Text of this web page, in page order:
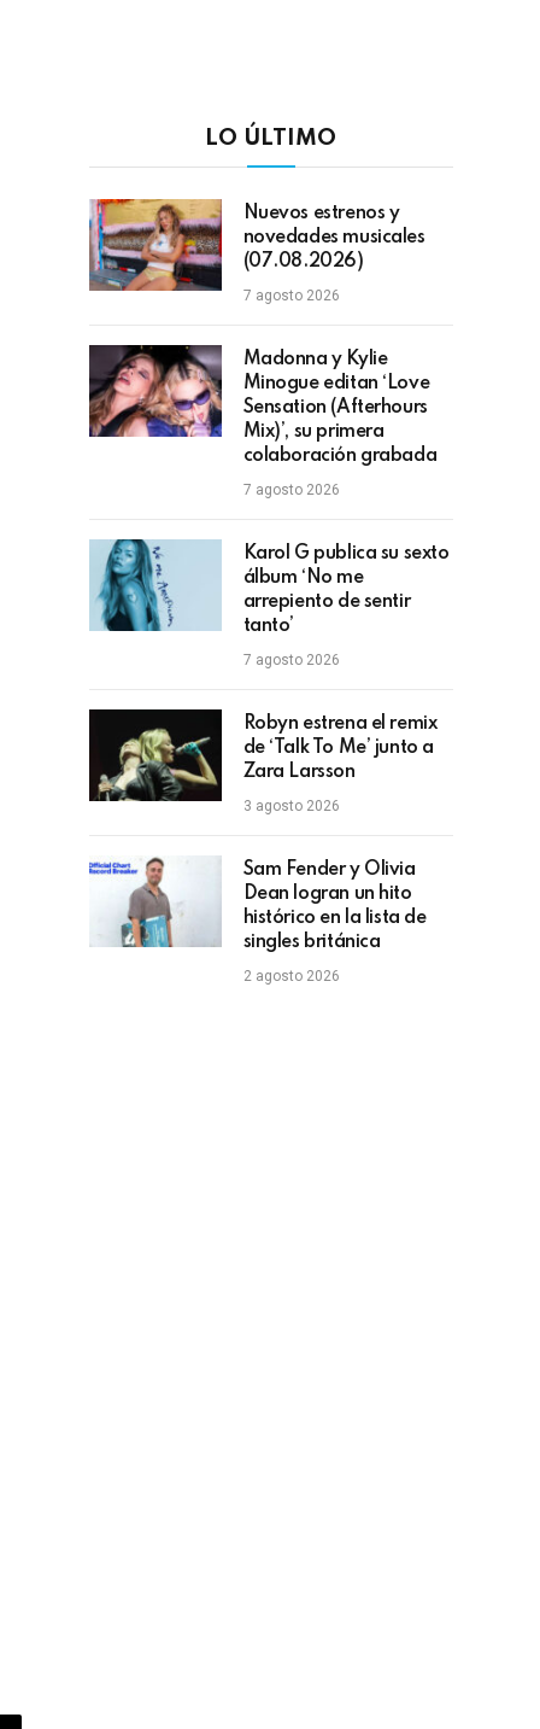
LO ÚLTIMO
Nuevos estrenos y
novedades musicales
(07.08.2026)
7 agosto 2026
Madonna y Kylie
Minogue editan ‘Love
Sensation (Afterhours
Mix)’, su primera
colaboración grabada
7 agosto 2026
Karol G publica su sexto
álbum ‘No me
arrepiento de sentir
tanto’
7 agosto 2026
Robyn estrena el remix
de ‘Talk To Me’ junto a
Zara Larsson
3 agosto 2026
Sam Fender y Olivia
Dean logran un hito
histórico en la lista de
singles británica
2 agosto 2026